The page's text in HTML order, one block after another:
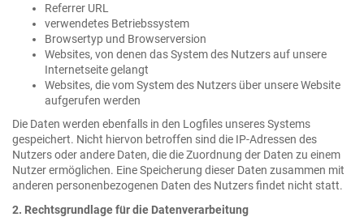
Referrer URL
verwendetes Betriebssystem
Browsertyp und Browserversion
Websites, von denen das System des Nutzers auf unsere
Internetseite gelangt
Websites, die vom System des Nutzers über unsere Website
aufgerufen werden
Die Daten werden ebenfalls in den Logfiles unseres Systems
gespeichert. Nicht hiervon betroffen sind die IP-Adressen des
Nutzers oder andere Daten, die die Zuordnung der Daten zu einem
Nutzer ermöglichen. Eine Speicherung dieser Daten zusammen mit
anderen personenbezogenen Daten des Nutzers findet nicht statt.
2. Rechtsgrundlage für die Datenverarbeitung